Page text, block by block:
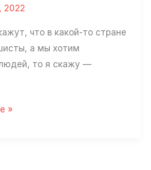
2022
что в какой-то стране
а мы хотим
то я скажу —
»